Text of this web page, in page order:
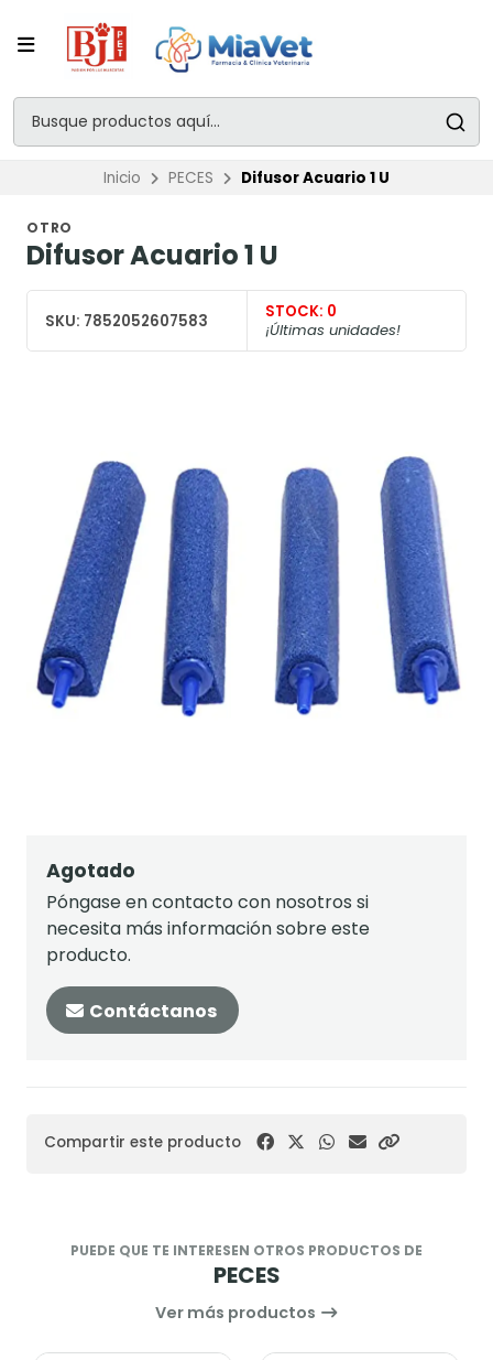
Inicio PECES Difusor Acuario 1 U
OTRO
Difusor Acuario 1 U
SKU: 7852052607583 STOCK: 0
¡Últimas unidades!
Agotado
Póngase en contacto con nosotros si
necesita más información sobre este
producto.
Contáctanos
Compartir este producto
PUEDE QUE TE INTERESEN OTROS PRODUCTOS DE
PECES
Ver más productos